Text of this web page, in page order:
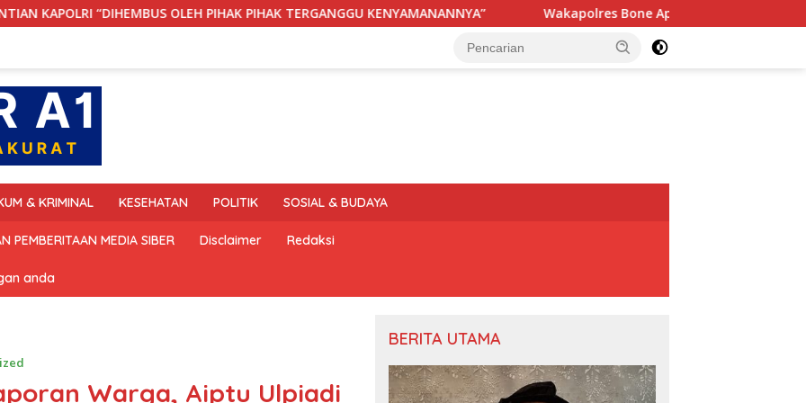
OLEH PIHAK PIHAK TERGANGGU KENYAMANANNYA” Wakapolres Bone Apresiasi Suksesnya Turnamen Beramal Cup
& KRIMINAL KESEHATAN POLITIK SOSIAL & BUDAYA
PEMBERITAAN MEDIA SIBER Disclaimer Redaksi
anda
Warga, Aiptu Ulpiadi
BERITA UTAMA